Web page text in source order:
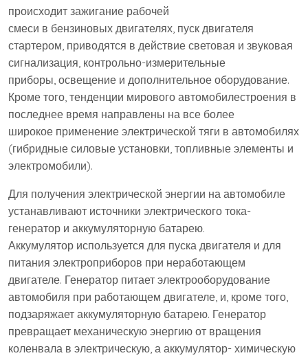
происходит зажигание рабочей
смеси в бензиновых двигателях, пуск двигателя
стартером, приводятся в действие световая и звуковая
сигнализация, контрольно-измерительные
приборы, освещение и дополнительное оборудование.
Кроме того, тенденции мирового автомобилестроения в
последнее время направлены на все более
широкое применение электрической тяги в автомобилях
(гибридные силовые установки, топливные элементы и
электромобили).
Для получения электрической энергии на автомобиле
устанавливают источники электрического тока-
генератор и аккумуляторную батарею.
Аккумулятор используется для пуска двигателя и для
питания электроприборов при неработающем
двигателе. Генератор питает электрооборудование
автомобиля при работающем двигателе, и, кроме того,
подзаряжает аккумуляторную батарею. Генератор
превращает механическую энергию от вращения
коленвала в электрическую, а аккумулятор- химическую